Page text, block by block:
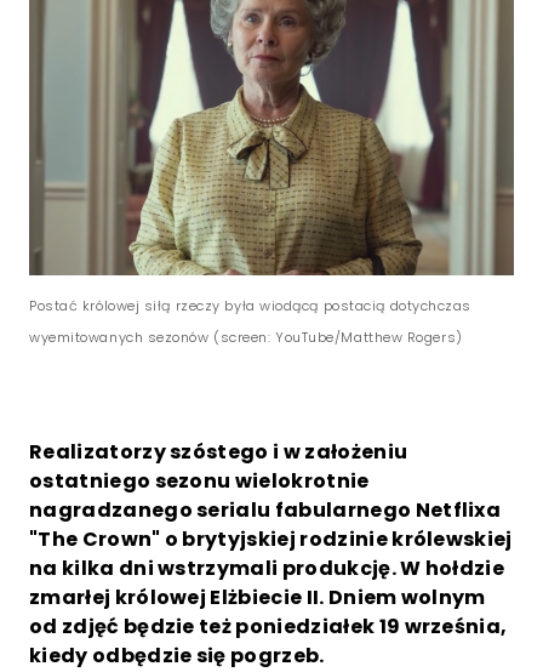
Postać królowej siłą rzeczy była wiodącą postacią dotychczas
wyemitowanych sezonów (screen: YouTube/Matthew Rogers)
Realizatorzy szóstego i w założeniu
ostatniego sezonu wielokrotnie
nagradzanego serialu fabularnego Netflixa
"The Crown" o brytyjskiej rodzinie królewskiej
na kilka dni wstrzymali produkcję. W hołdzie
zmarłej królowej Elżbiecie II. Dniem wolnym
od zdjęć będzie też poniedziałek 19 września,
kiedy odbędzie się pogrzeb.